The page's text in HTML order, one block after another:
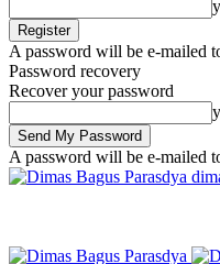
A password will be e-mailed
Password recovery
Recover your password
A password will be e-mailed